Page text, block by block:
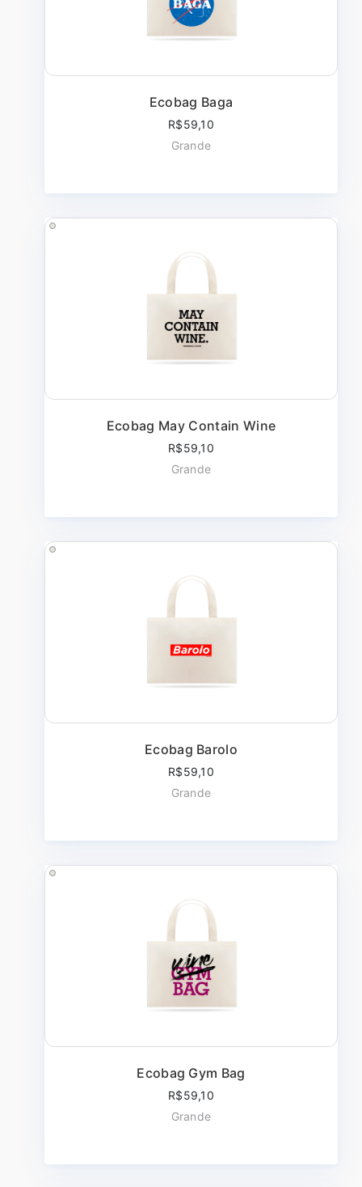
Ecobag Baga
R$59,10
Grande
Ecobag May Contain Wine
R$59,10
Grande
Ecobag Barolo
R$59,10
Grande
Ecobag Gym Bag
R$59,10
Grande